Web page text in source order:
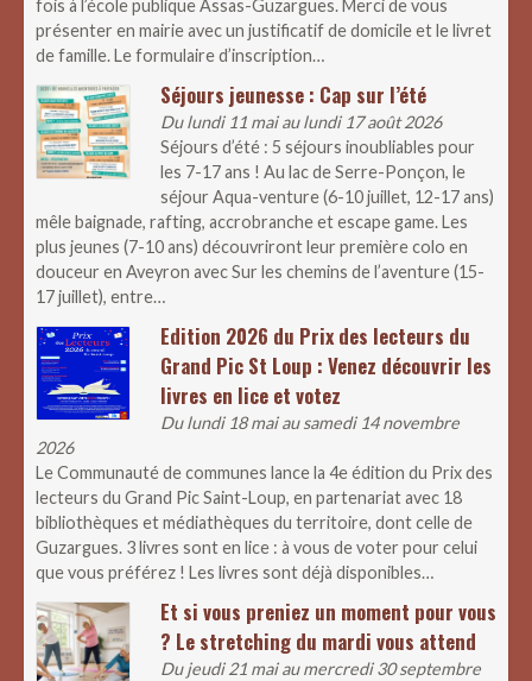
fois à l’école publique Assas-Guzargues. Merci de vous
présenter en mairie avec un justificatif de domicile et le livret
de famille. Le formulaire d’inscription…
Séjours jeunesse : Cap sur l’été
Du lundi 11 mai au lundi 17 août 2026
Séjours d’été : 5 séjours inoubliables pour
les 7-17 ans ! Au lac de Serre-Ponçon, le
séjour Aqua-venture (6-10 juillet, 12-17 ans)
mêle baignade, rafting, accrobranche et escape game. Les
plus jeunes (7-10 ans) découvriront leur première colo en
douceur en Aveyron avec Sur les chemins de l’aventure (15-
17 juillet), entre…
Edition 2026 du Prix des lecteurs du
Grand Pic St Loup : Venez découvrir les
livres en lice et votez
Du lundi 18 mai au samedi 14 novembre
2026
Le Communauté de communes lance la 4e édition du Prix des
lecteurs du Grand Pic Saint-Loup, en partenariat avec 18
bibliothèques et médiathèques du territoire, dont celle de
Guzargues. 3 livres sont en lice : à vous de voter pour celui
que vous préférez ! Les livres sont déjà disponibles…
Et si vous preniez un moment pour vous
? Le stretching du mardi vous attend
Du jeudi 21 mai au mercredi 30 septembre